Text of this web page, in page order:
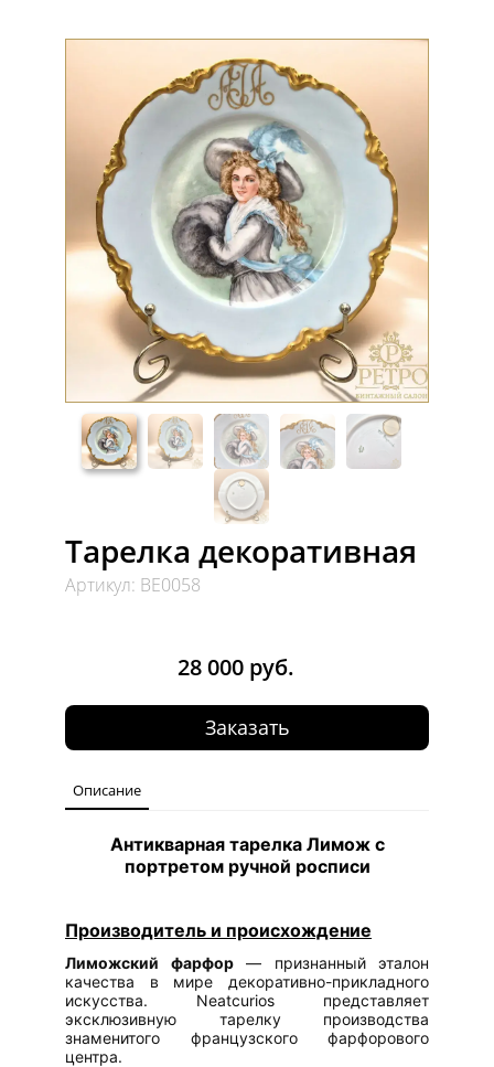
Тарелка декоративная
Артикул: ВЕ0058
28 000 руб.
Заказать
Описание
Антикварная тарелка Лимож с
портретом ручной росписи
Производитель и происхождение
Лиможский фарфор— признанный эталон
качества в мире декоративно-прикладного
искусства. Neatcurios представляет
эксклюзивную тарелку производства
знаменитого французского фарфорового
центра.